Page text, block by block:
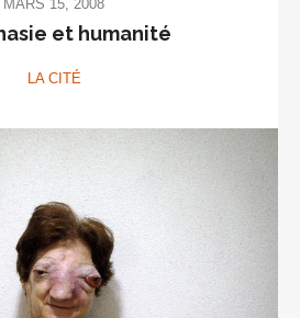
MARS 15, 2008
et humanité
LA CITÉ